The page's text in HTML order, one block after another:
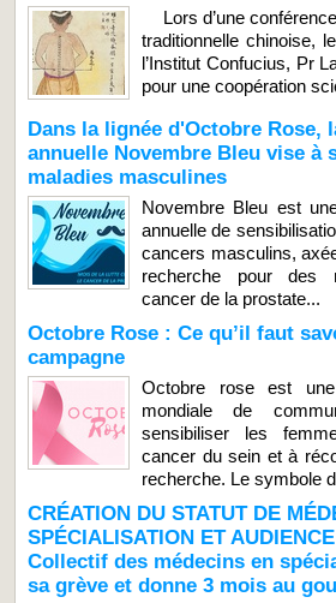
Lors d’une
traditionnelle chinoise,
l’Institut Confucius, Pr
pour une coopération
Dans la lignée d'Octobre Rose,
annuelle Novembre Bleu vise à
maladies masculines
Novembre Bleu est
annuelle de
cancers masculins,
recherche pour des
cancer de la prostate...
Octobre Rose : Ce qu’il faut
campagne
Octobre rose est
mondiale de
sensibiliser les
cancer du sein et à
recherche. Le symbole
CRÉATION DU STATUT DE
SPÉCIALISATION ET
Collectif des médecins en
sa grève et donne 3 mois au